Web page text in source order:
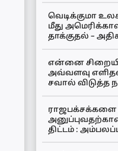
வெடிக்குமா
மீது
தாக்குதல் –
என்னை
அவ்வளவு
சவால் விடுத்த
ராஜபக்சக்களை
திட்டம் :